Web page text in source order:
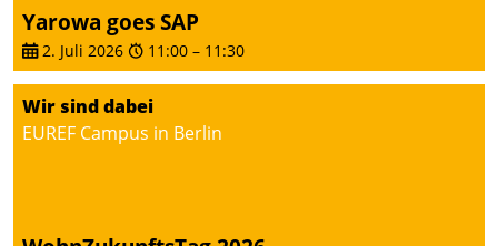
zielgerichtete
Mieterbefragungen – eine
starke Grundlage für
intelligente,
datengestützte
Entscheidungen.
Yarowa goes SAP
2. Juli 2026 11:00 – 11:30
Wir sind dabei
EUREF Campus in Berlin